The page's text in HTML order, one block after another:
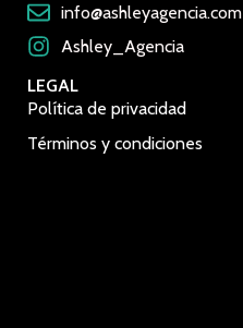
info@ashleyagencia.com
Ashley_Agencia
LEGAL
Política de privacidad
Términos y condiciones